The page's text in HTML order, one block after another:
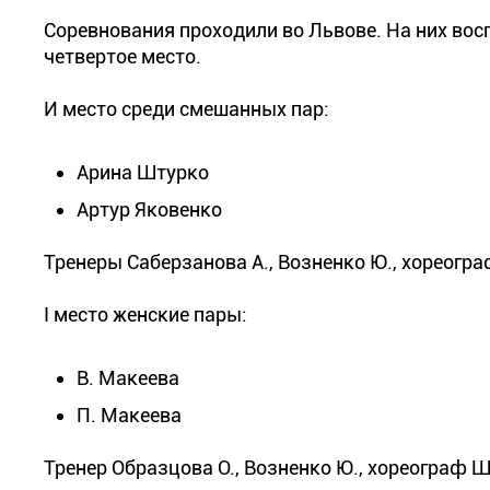
Соревнования проходили во Львове. На них
четвертое место.
И место среди смешанных пар:
Арина Штурко
Артур Яковенко
Тренеры Саберзанова А., Возненко Ю.,
І место женские пары:
В. Макеева
П. Макеева
Тренер Образцова О., Возненко Ю., хореограф